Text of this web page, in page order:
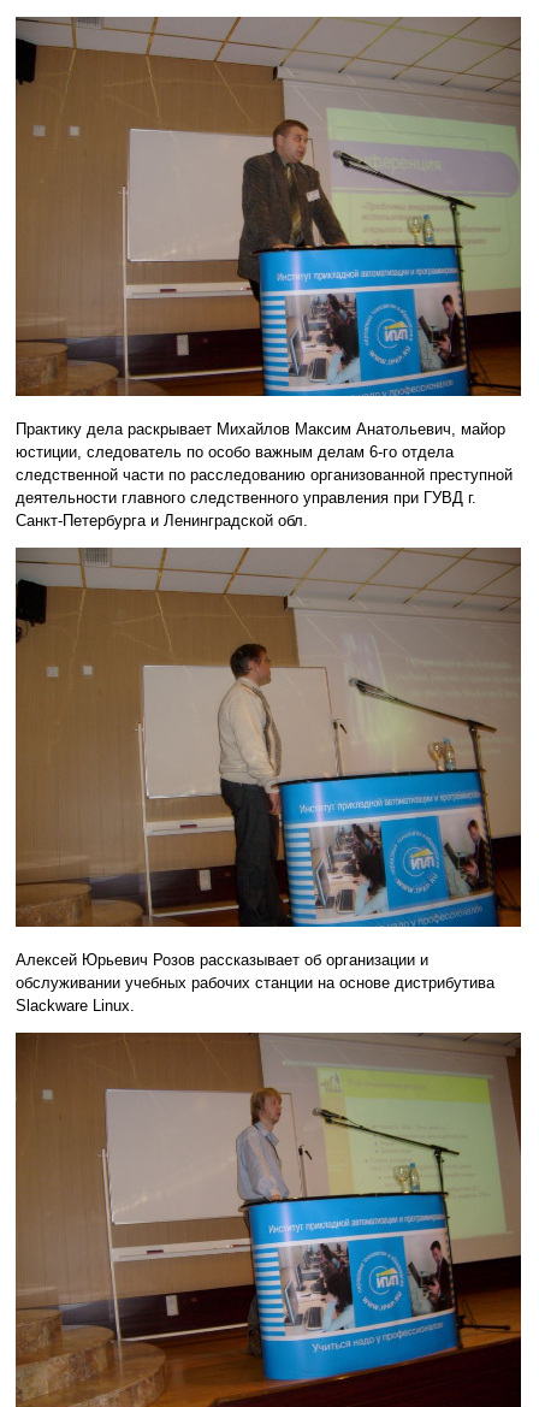
Практику дела раскрывает Михайлов Максим Анатольевич, майор
юстиции, следователь по особо важным делам 6-го отдела
следственной части по расследованию организованной преступной
деятельности главного следственного управления при ГУВД г.
Санкт-Петербурга и Ленинградской обл.
Алексей Юрьевич Розов рассказывает об организации и
обслуживании учебных рабочих станции на основе дистрибутива
Slackware Linux.